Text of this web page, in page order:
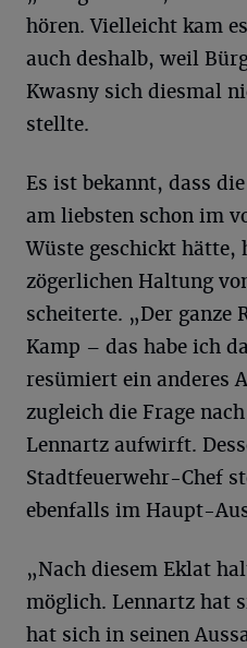
hören. Vielleicht kam
auch deshalb, weil
Kwasny sich diesmal
stellte.
Es ist bekannt, dass
am liebsten schon im
Wüste geschickt hätte,
zögerlichen Haltung
scheiterte. „Der ganze
Kamp – das habe ich
resümiert ein anderes
zugleich die Frage
Lennartz aufwirft.
Stadtfeuerwehr-Chef
ebenfalls im Haupt-
„Nach diesem Eklat
möglich. Lennartz hat
hat sich in seinen